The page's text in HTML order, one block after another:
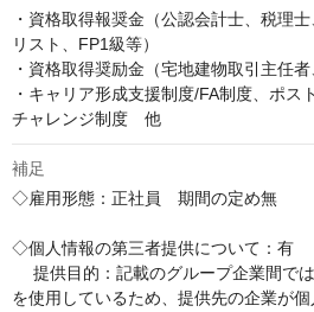
・資格取得報奨金（公認会計士、税理
リスト、FP1級等）
・資格取得奨励金（宅地建物取引主任者
・キャリア形成支援制度/FA制度、ポス
チャレンジ制度　他
補足
◇雇用形態：正社員　期間の定め無
◇個人情報の第三者提供について：有
提供目的：記載のグループ企業間で
を使用しているため、提供先の企業が